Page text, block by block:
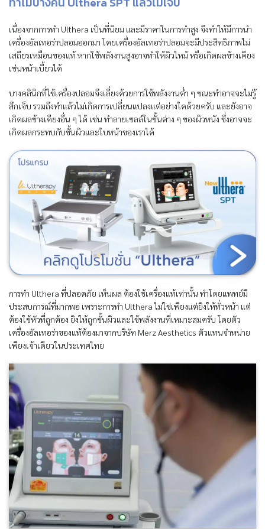
เนื่องจากการทำ Ulthera เป็นที่นิยม และมีราคาในการทำสูง จึงทำให้มีการนำ
เครื่องอัลเทอร่าปลอมออกมา โดยเครื่องอัลเทอร่าปลอมจะมีประสิทธิภาพไม่
เสถียรเหมือนของแท้ หากใช้พลังงานสูงอาจทำให้ผิวไหม้ หรือเกิดผลข้างเคียง
เช่นหน้าเบี้ยวได้
บางคลินิกที่ใช้เครื่องปลอมจึงเลี่ยงด้วยการใช้พลังงานต่ำ ๆ ขณะทำอาจจะไม่รู้
สึกเจ็บ รวมถึงทำแล้วไม่เกิดการเปลี่ยนแปลงแต่อย่างใดด้วยครับ และยังอาจ
เกิดผลข้างเคียงอื่น ๆ ได้ เช่น ทำลายเซลล์ในชั้นต่าง ๆ ของผิวหนัง ซึ่งอาจจะ
เกิดผลกระทบกับชั้นผิวและใบหน้าของเราได้
การทำ Ulthera ที่ปลอดภัย เห็นผล ต้องใช้เครื่องแท้เท่านั้น ทำโดยแพทย์มี
ประสบการณ์ที่มากพอ เพราะการทำ Ulthera ไม่ใช่เพียงแต่ยิงให้ทั่วหน้า แต่
ต้องใช้หัวที่ถูกต้อง ยิงให้ถูกชั้นผิวและใช้พลังงานที่เหมาะสมครับ โดยตัว
เครื่องอัลเทอร่าของแท้ต้องมาจากบริษัท Merz Aesthetics ตัวแทนจำหน่าย
เพียงเจ้าเดียวในประเทศไทย